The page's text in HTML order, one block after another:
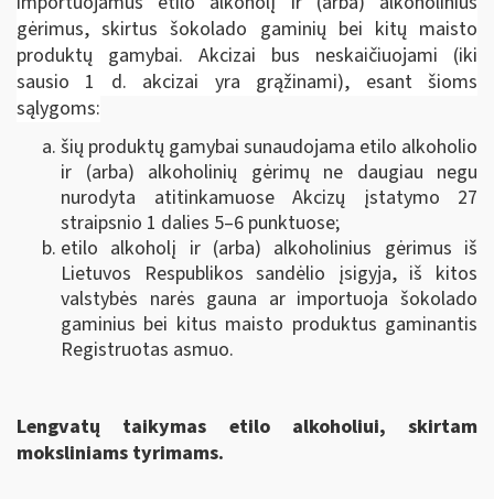
gėrimus, skirtus šokolado gaminių bei kitų maisto
produktų gamybai. Akcizai bus neskaičiuojami (iki
sausio 1 d. akcizai yra grąžinami), esant šioms
sąlygoms:
šių produktų gamybai sunaudojama etilo alkoholio
ir (arba) alkoholinių gėrimų ne daugiau negu
nurodyta atitinkamuose Akcizų įstatymo 27
straipsnio 1 dalies 5–6 punktuose;
etilo alkoholį ir (arba) alkoholinius gėrimus iš
Lietuvos Respublikos sandėlio įsigyja, iš kitos
valstybės narės gauna ar importuoja šokolado
gaminius bei kitus maisto produktus gaminantis
Registruotas asmuo.
Lengvatų taikymas etilo alkoholiui, skirtam
moksliniams tyrimams.